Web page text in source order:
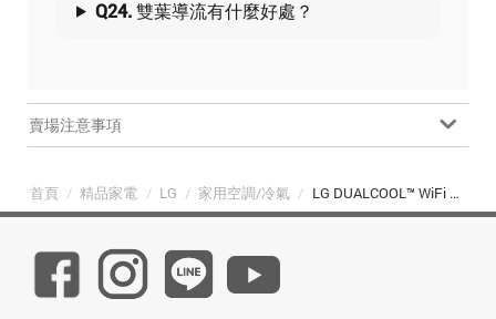
Q24. 雙葉導流有什麼好處？
賣場注意事項
首頁 / 精品家電 / LG / 家用空調/冷氣 / LG DUALCOOL™ WiFi 雙迴轉變頻分離式空調｜極適2.2kW冷暖｜2-4坪 (LS-22IDHS/LSU22DHS)